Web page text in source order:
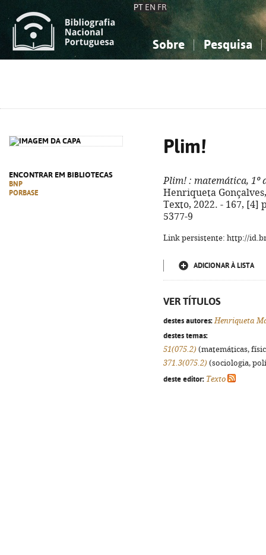
PT EN FR
Sobre Pesquisa
ENCONTRAR EM BIBLIOTECAS
BNP
PORBASE
Plim!
Plim! : matemática, 1º
Henriqueta
Texto, 2022. - 167, [4]
5377-9
Link persistente: http://
ADICIONAR À LISTA
VER TÍTULOS
destes autores: Henriqueta
destes temas:
51(075.2) (matemáticas,
371.3(075.2) (sociologia,
deste editor: Texto